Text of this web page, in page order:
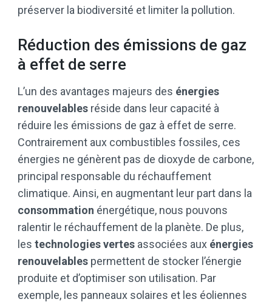
préserver la biodiversité et limiter la pollution.
Réduction des émissions de gaz
à effet de serre
L’un des avantages majeurs des énergies
renouvelables réside dans leur capacité à
réduire les émissions de gaz à effet de serre.
Contrairement aux combustibles fossiles, ces
énergies ne génèrent pas de dioxyde de carbone,
principal responsable du réchauffement
climatique. Ainsi, en augmentant leur part dans la
consommation énergétique, nous pouvons
ralentir le réchauffement de la planète. De plus,
les technologies vertes associées aux énergies
renouvelables permettent de stocker l’énergie
produite et d’optimiser son utilisation. Par
exemple, les panneaux solaires et les éoliennes